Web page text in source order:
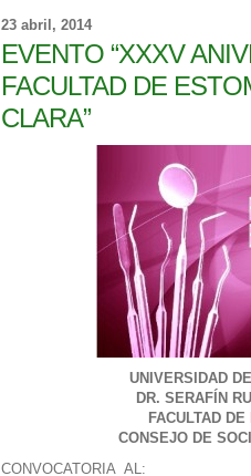
23 abril, 2014
EVENTO “XXXV
FACULTAD DE
CLARA”
UNIVERSIDAD
DR. SERAFÍN
FACULTAD
CONSEJO DE
CONVOCATORIA AL: